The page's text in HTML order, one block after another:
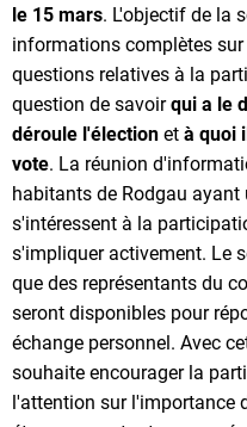
le 15 mars. L'objectif de la
informations complètes
questions relatives à la
question de savoirqui a le
déroule l'élection et à quoi
vote. La réunion
habitants de Rodgau
s'intéressent à la
s'impliquer activement. Le
que des représentants du
seront disponibles pour
échange personnel. Avec
souhaite encourager la
l'attention sur l'importance